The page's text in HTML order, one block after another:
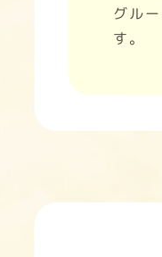
グル
す。